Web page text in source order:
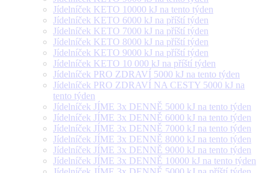
Jídelníček KETO 10000 kJ na tento týden
Jídelníček KETO 6000 kJ na příští týden
Jídelníček KETO 7000 kJ na příští týden
Jídelníček KETO 8000 kJ na příští týden
Jídelníček KETO 9000 kJ na příští týden
Jídelníček KETO 10 000 kJ na příští týden
Jídelníček PRO ZDRAVÍ 5000 kJ na tento týden
Jídelníček PRO ZDRAVÍ NA CESTY 5000 kJ na
tento týden
Jídelníček JÍME 3x DENNĚ 5000 kJ na tento týden
Jídelníček JÍME 3x DENNĚ 6000 kJ na tento týden
Jídelníček JÍME 3x DENNĚ 7000 kJ na tento týden
Jídelníček JÍME 3x DENNĚ 8000 kJ na tento týden
Jídelníček JÍME 3x DENNĚ 9000 kJ na tento týden
Jídelníček JÍME 3x DENNĚ 10000 kJ na tento týden